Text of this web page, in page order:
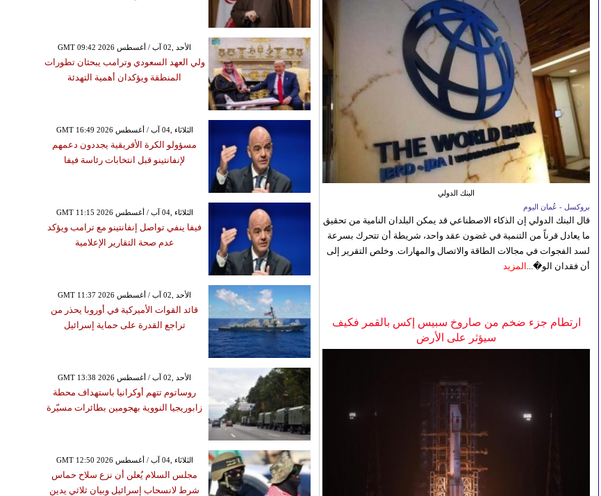
البنك الدولي
بروكسل - عُمان اليوم
قال البنك الدولي إن الذكاء الاصطناعي قد يمكن البلدان النامية من تحقيق
ما يعادل قرناً من التنمية في غضون عقد واحد، شريطة أن تتحرك بسرعة
لسد الفجوات في مجالات الطاقة والاتصال والمهارات. وخلص التقرير إلى
أن فقدان الو�... المزيد
ارتطام جزء ضخم من صاروخ سبيس إكس بالقمر فكيف
سيؤثر على الأرض
GMT 09:42 2026 الأحد ,02 آب / أغسطس
ولي العهد السعودي وترامب يبحثان تطورات
المنطقة ويؤكدان أهمية التهدئة
GMT 16:49 2026 الثلاثاء ,04 آب / أغسطس
مسؤولو الكرة الأفريقية يجددون دعمهم
لإنفانتينو قبل انتخابات رئاسة فيفا
GMT 11:15 2026 الثلاثاء ,04 آب / أغسطس
فيفا ينفي تواصل إنفانتينو مع ترامب ويؤكد
عدم صحة التقارير الإعلامية
GMT 11:37 2026 الأحد ,02 آب / أغسطس
قائد القوات الأميركية في أوروبا يحذر من
تراجع القدرة على حماية إسرائيل
GMT 13:38 2026 الأحد ,02 آب / أغسطس
روساتوم تتهم أوكرانيا باستهداف محطة
زابوريجيا النووية بهجومين بطائرات مسيّرة
GMT 12:50 2026 الثلاثاء ,04 آب / أغسطس
مجلس السلام يُعلن أن نزع سلاح حماس
شرط لانسحاب إسرائيل وبيان ثلاثي يدين